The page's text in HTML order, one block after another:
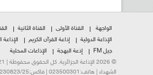
الواجهة القناة الأولى القناة الثانية
الإذاعة الدولية
إذاعة القرآن الكريم
الإذاعة
جيل FM
إذعة البهجة
الإذاعات المحلية
الشهداء | هاتف:023500301 | فاكس:021230823/25